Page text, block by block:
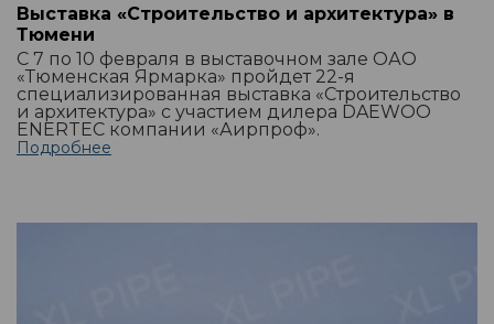
Выставка «Строительство и архитектура» в
Тюмени
С 7 по 10 февраля в выставочном зале ОАО
«Тюменская Ярмарка» пройдет 22-я
специализированная выставка «Строительство
и архитектура» с участием дилера DAEWOO
ENERTEC компании «Аирпроф».
Подробнее